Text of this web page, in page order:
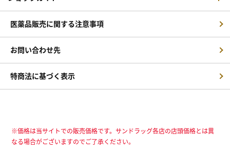
医薬品販売に関する注意事項
お問い合わせ先
特商法に基づく表示
※価格は当サイトでの販売価格です。サンドラッグ各店の店頭価格とは異
なる場合がございますのでご了承ください。